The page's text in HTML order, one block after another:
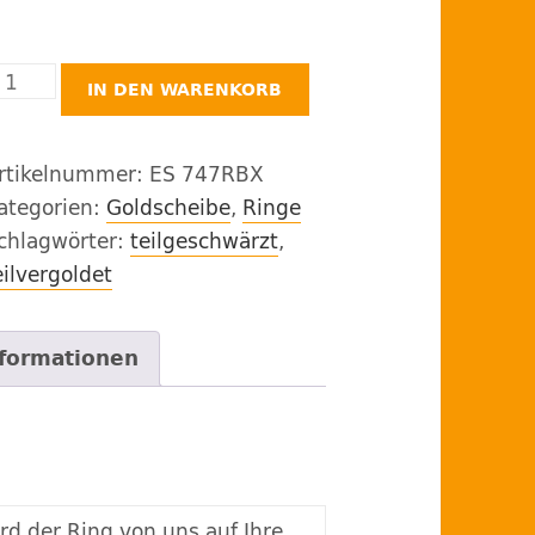
IN DEN WARENKORB
ES 747RBX
Goldscheibe, Ringe
teilgeschwärzt,